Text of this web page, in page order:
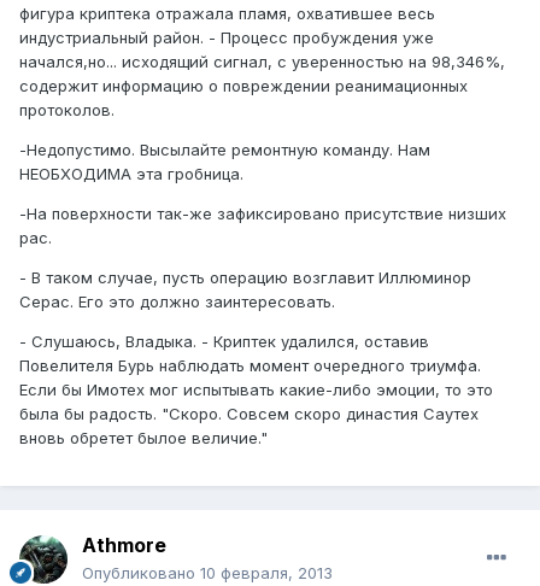
фигура криптека отражала пламя, охватившее весь
индустриальный район. - Процесс пробуждения уже
начался,но... исходящий сигнал, с уверенностью на 98,346%,
содержит информацию о повреждении реанимационных
протоколов.
-Недопустимо. Высылайте ремонтную команду. Нам
НЕОБХОДИМА эта гробница.
-На поверхности так-же зафиксировано присутствие низших
рас.
- В таком случае, пусть операцию возглавит Иллюминор
Серас. Его это должно заинтересовать.
- Слушаюсь, Владыка. - Криптек удалился, оставив
Повелителя Бурь наблюдать момент очередного триумфа.
Если бы Имотех мог испытывать какие-либо эмоции, то это
была бы радость. "Скоро. Совсем скоро династия Саутех
вновь обретет былое величие."
Athmore
Опубликовано 10 февраля, 2013